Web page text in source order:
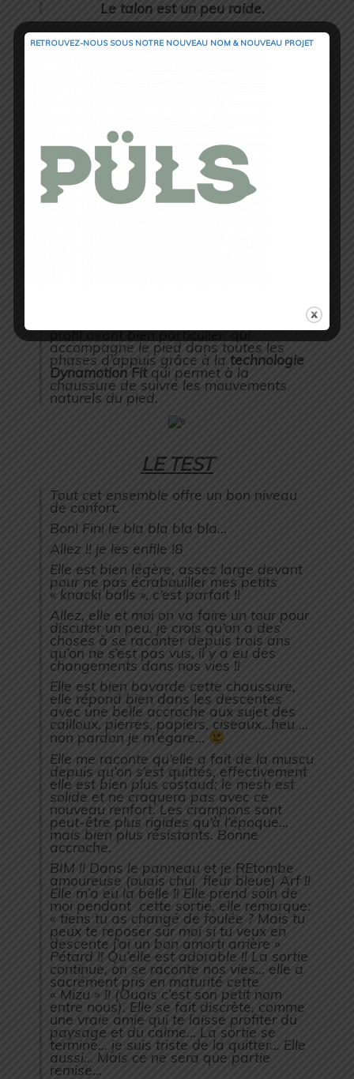
Le talon est un peu raide.
La semelle parait assez rigide mais
reste relativement souple.
Pour ce qui est de l’accrocheelle tient
profil avant bien particulier, qui
accompagne le pied dans toutes les
phases d’appuis grâce à la technologie
Dynamotion Fitqui permet à la
chaussure de suivre les mouvements
naturels du pied.
LE TEST
Tout cet ensemble offre un bon niveau
de confort.
Bon! Fini le bla bla bla bla…
Allez !! je les enfile !8
Elle est bien légère, assez large devant
pour ne pas écrabouiller mes petits
« knacki balls », c’est parfait !!
Allez, elle et moi on va faire un tour pour
discuter un peu, je crois qu’on a des
choses à se raconter depuis trois ans
qu’on ne s’est pas vus, il y a eu des
changements dans nos vies !!
Elle est bien bavarde cette chaussure,
elle répond bien dans les descentes
avec une belle accroche aux sujet des
cailloux, pierres, papiers, ciseaux…heu …
non pardon je m’égare…
Elle me raconte qu’elle a fait de la muscu
depuis qu’on s’est quittés, effectivement
elle est bien plus costaud; le mesh est
solide et ne craquera pas avec ce
nouveau renfort. Les crampons sont
peut-être plus rigides qu’à l’époque…
mais bien plus résistants. Bonne
accroche.
BIM !! Dans le panneau et je REtombe
amoureuse (ouais chui fleur bleue) Arf !!
Elle m’a eu la belle !! Elle prend soin de
moi pendant cette sortie, elle remarque:
« tiens tu as changé de foulée ? Mais tu
peux te reposer sur moi si tu veux en
descente j’ai un bon amorti arrière »
Pétard !! Qu’elle est adorable !! La sortie
continue, on se raconte nos vies… elle a
sacrément pris en maturité cette
« Mizu » !! (Ouais c’est son petit nom
entre nous). Elle se fait discrète, comme
une vraie amie qui te laisse profiter du
paysage et du calme… La sortie se
termine… je suis triste de la quitter… Elle
aussi… Mais ce ne sera que partie
remise…
RETROUVEZ-NOUS SOUS NOTRE NOUVEAU NOM & NOUVEAU PROJET